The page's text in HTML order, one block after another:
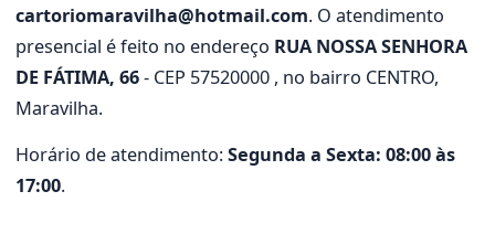
cartoriomaravilha@hotmail.com. O atendimento
presencial é feito no endereço RUA NOSSA SENHORA
DE FÁTIMA, 66- CEP 57520000 , no bairro CENTRO,
Maravilha.
Horário de atendimento:Segunda a Sexta: 08:00 às
17:00.